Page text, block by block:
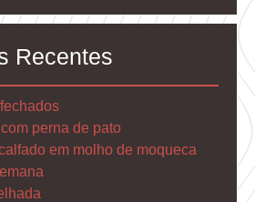
Recentes
perna de pato
em molho de moqueca